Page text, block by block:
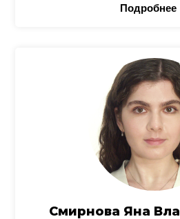
Подробнее
Смирнова Яна